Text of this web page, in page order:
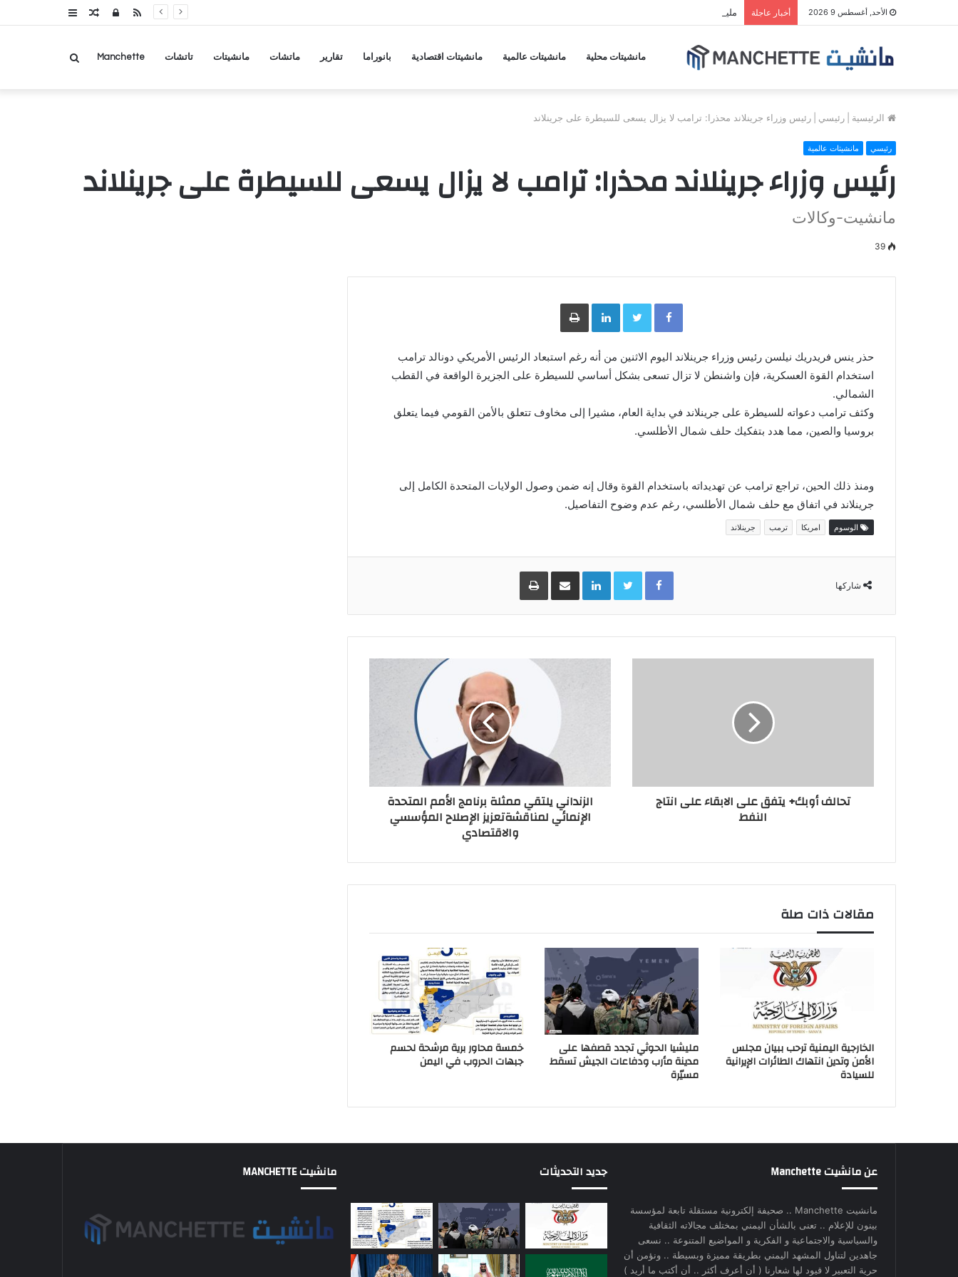
الأحد, أغسطس 9 2026 أخبار عاجلة مليشيا الحوثي تجدد قصفها على مدينة مأرب ودفاعات الجيش تسقط مسيّرة عمودمقالتسجيلRSS
مانشيتات محلية مانشيتات عالمية مانشيتات اقتصادية بانوراما تقارير ماتشات مانشيتات تاتشات Manchette بحث
الرئيسية رئيسي رئيس وزراء جرينلاند محذرا: ترامب لا يزال يسعى للسيطرة على جرينلاند
رئيسي مانشيتات عالمية
رئيس وزراء جرينلاند محذرا: ترامب لا يزال يسعى للسيطرة على جرينلاند
مانشيت-وكالات
39
Facebook
Twitter
LinkedInطباعة
حذر ينس فريدريك نيلسن رئيس وزراء جرينلاند اليوم الاثنين من أنه رغم استبعاد الرئيس الأمريكي دونالد ترامب
استخدام القوة العسكرية، فإن واشنطن لا تزال تسعى بشكل أساسي للسيطرة على الجزيرة الواقعة في القطب
الشمالي.
وكثف ترامب دعواته للسيطرة على جرينلاند في بداية العام، مشيرا إلى مخاوف تتعلق بالأمن القومي فيما يتعلق
بروسيا والصين، مما هدد بتفكيك حلف شمال الأطلسي.
ومنذ ذلك الحين، تراجع ترامب عن تهديداته باستخدام القوة وقال إنه ضمن وصول الولايات المتحدة الكامل إلى
جرينلاند في اتفاق مع حلف شمال الأطلسي، رغم عدم وضوح التفاصيل.
الوسوم امريكا ترمب جرينلاند
شاركها
Facebook
Twitter
LinkedInمشاركة عبر البريد طباعة
تحالف أوبك+ يتفق على الابقاء على انتاج
النفط
الزنداني يلتقي ممثلة برنامج الأمم المتحدة
الإنمائي لمناقشةتعزيز الإصلاح المؤسسي
والاقتصادي
مقالات ذات صلة
الخارجية اليمنية ترحب ببيان مجلس
الأمن وتدين انتهاك الطائرات الإيرانية
للسيادة
مليشيا الحوثي تجدد قصفها على
مدينة مأرب ودفاعات الجيش تسقط
مسيّرة
خمسة محاور برية مرشحة لحسم
جبهات الحروب في اليمن
عن مانشيت Manchette
مانشيت Manchette .. صحيفة إلكترونية مستقلة تابعة لمؤسسة
بينون للإعلام .. تعنى بالشأن اليمني بمختلف مجالاته الثقافية
والسياسية والاجتماعية و الفكرية و المواضيع المتنوعة .. نسعى
جاهدين لتناول المشهد اليمني بطريقة مميزة وبسيطة .. ونؤمن أن
حرية التعبير لا قيود لها شعارنا ( أن أعرف أكثر .. أن أكتب ما أريد )
جديد التحديثات مانشيت MANCHETTE